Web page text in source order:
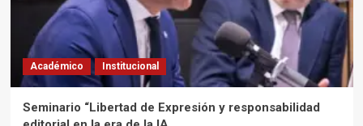
Académico Institucional
Seminario “Libertad de Expresión y responsabilidad